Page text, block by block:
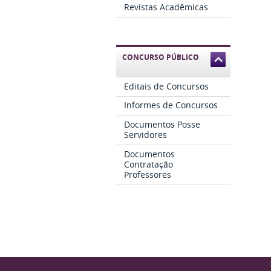
Revistas Acadêmicas
CONCURSO PÚBLICO
Editais de Concursos
Informes de Concursos
Documentos Posse
Servidores
Documentos
Contratação
Professores